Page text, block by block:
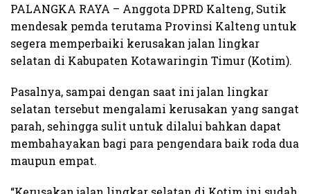
PALANGKA RAYA – Anggota DPRD Kalteng, Sutik
mendesak pemda terutama Provinsi Kalteng untuk
segera memperbaiki kerusakan jalan lingkar
selatan di Kabupaten Kotawaringin Timur (Kotim).
Pasalnya, sampai dengan saat ini jalan lingkar
selatan tersebut mengalami kerusakan yang sangat
parah, sehingga sulit untuk dilalui bahkan dapat
membahayakan bagi para pengendara baik roda dua
maupun empat.